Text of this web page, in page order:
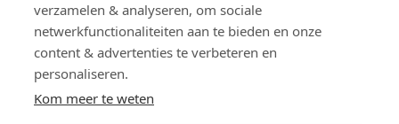
verzamelen & analyseren, om sociale
netwerkfunctionaliteiten aan te bieden en onze
content & advertenties te verbeteren en
personaliseren.
Kom meer te weten